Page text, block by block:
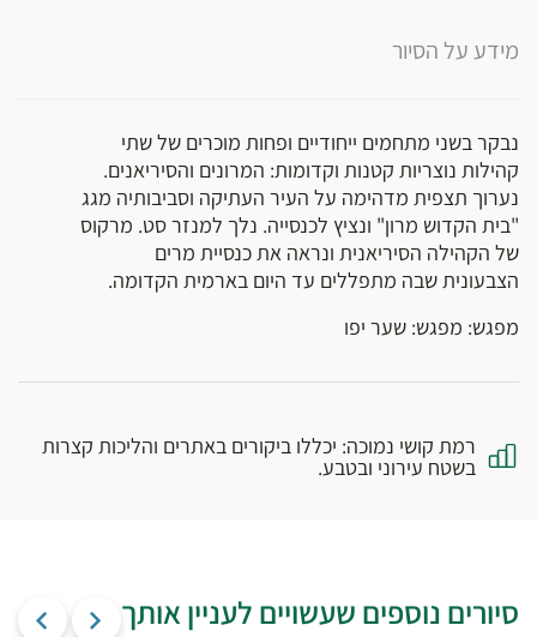
מידע על הסיור
נבקר בשני מתחמים ייחודיים ופחות מוכרים של שתי
קהילות נוצריות קטנות וקדומות: המרונים והסיריאנים.
נערוך תצפית מדהימה על העיר העתיקה וסביבותיה מגג
"בית הקדוש מרון" ונציץ לכנסייה. נלך למנזר סט. מרקוס
של הקהילה הסיריאנית ונראה את כנסיית מרים
הצבעונית שבה מתפללים עד היום בארמית הקדומה.
מפגש: מפגש: שער יפו
רמת קושי נמוכה: יכללו ביקורים באתרים והליכות קצרות
בשטח עירוני ובטבע.
סיורים נוספים שעשויים לעניין אותך